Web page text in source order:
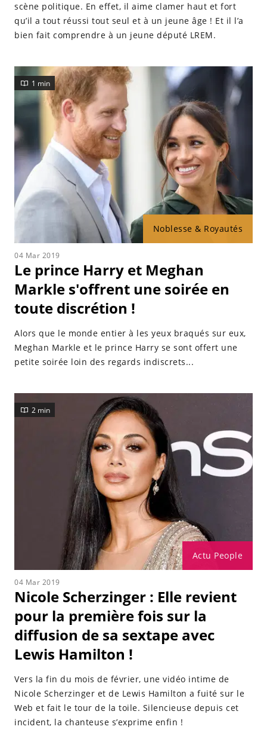
scène politique. En effet, il aime clamer haut et fort
qu’il a tout réussi tout seul et à un jeune âge ! Et il l’a
bien fait comprendre à un jeune député LREM.
Noblesse & Royautés
1 min
04 Mar 2019
Le prince Harry et Meghan
Markle s'offrent une soirée en
toute discrétion !
Alors que le monde entier à les yeux braqués sur eux,
Meghan Markle et le prince Harry se sont offert une
petite soirée loin des regards indiscrets...
Actu People
2 min
04 Mar 2019
Nicole Scherzinger : Elle revient
pour la première fois sur la
diffusion de sa sextape avec
Lewis Hamilton !
Vers la fin du mois de février, une vidéo intime de
Nicole Scherzinger et de Lewis Hamilton a fuité sur le
Web et fait le tour de la toile. Silencieuse depuis cet
incident, la chanteuse s’exprime enfin !